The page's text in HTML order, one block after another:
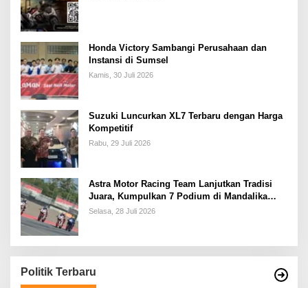
Honda Victory Sambangi Perusahaan dan
Instansi di Sumsel
Kamis, 30 Juli 2026
Suzuki Luncurkan XL7 Terbaru dengan Harga
Kompetitif
Rabu, 29 Juli 2026
Astra Motor Racing Team Lanjutkan Tradisi
Juara, Kumpulkan 7 Podium di Mandalika
Racing Series Putaran ke 3
Selasa, 28 Juli 2026
Politik Terbaru